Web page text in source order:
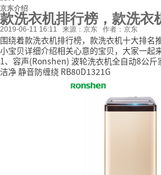
京东介绍
款洗衣机排行榜，款洗衣
2019-06-11 16:11 来源：京东 作者：京东
围绕着款洗衣机排行榜，款洗衣机十大排名
小宝贝详细介绍相关心意的宝贝，大家一起
1、容声(Ronshen) 波轮洗衣机全自动8公斤
洁净 静音防缠绕 RB80D1321G